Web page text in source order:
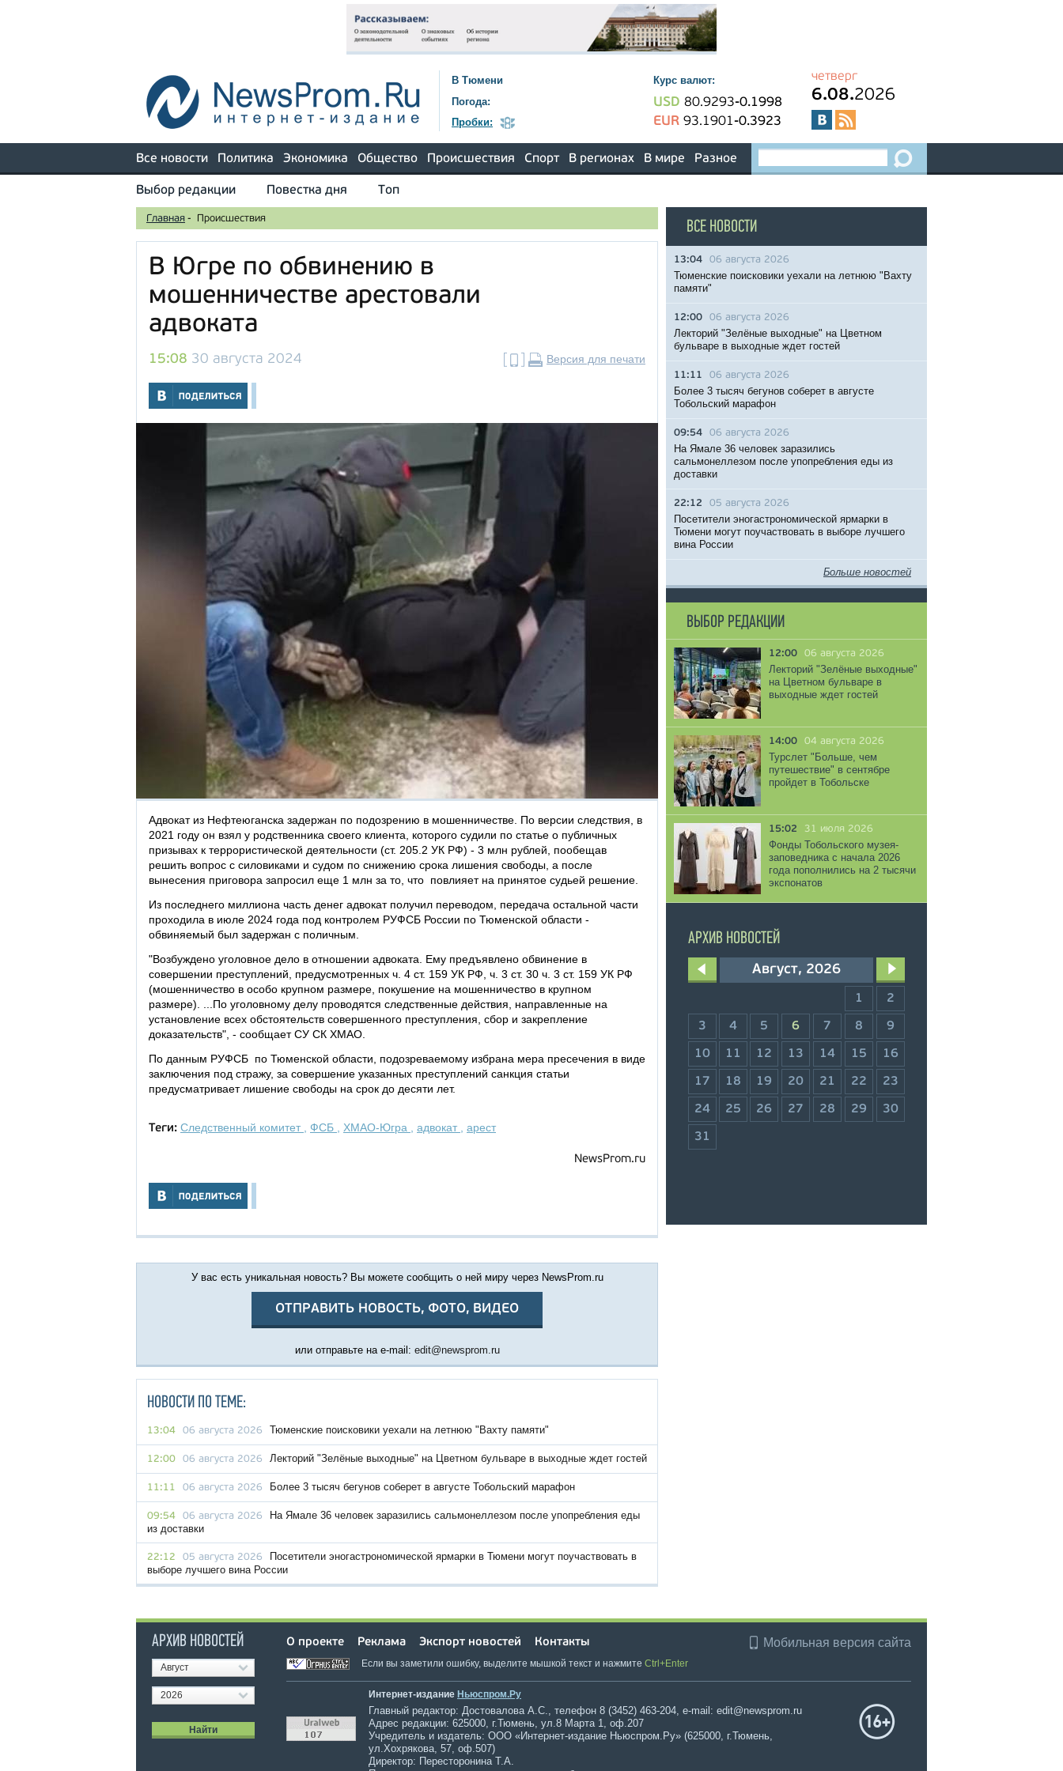
В Тюмени
Погода:
Пробки:
Курс валют:
USD 80.9293-0.1998
EUR 93.1901-0.3923
четверг
6.08.2026
Все новости Политика Экономика Общество Происшествия Спорт В регионах В мире Разное
Выбор редакции Повестка дня Топ
Главная - Происшествия
В Югре по обвинению в
мошенничестве арестовали
адвоката
15:08 30 августа 2024 Версия для печати
Адвокат из Нефтеюганска задержан по подозрению в мошенничестве. По версии следствия, в
2021 году он взял у родственника своего клиента, которого судили по статье о публичных
призывах к террористической деятельности (ст. 205.2 УК РФ) - 3 млн рублей, пообещав
решить вопрос с силовиками и судом по снижению срока лишения свободы, а после
вынесения приговора запросил еще 1 млн за то, что повлияет на принятое судьей решение.
Из последнего миллиона часть денег адвокат получил переводом, передача остальной части
проходила в июле 2024 года под контролем РУФСБ России по Тюменской области -
обвиняемый был задержан с поличным.
"Возбуждено уголовное дело в отношении адвоката. Ему предъявлено обвинение в
совершении преступлений, предусмотренных ч. 4 ст. 159 УК РФ, ч. 3 ст. 30 ч. 3 ст. 159 УК РФ
(мошенничество в особо крупном размере, покушение на мошенничество в крупном
размере). ...По уголовному делу проводятся следственные действия, направленные на
установление всех обстоятельств совершенного преступления, сбор и закрепление
доказательств", - сообщает СУ СК ХМАО.
По данным РУФСБ по Тюменской области, подозреваемому избрана мера пресечения в виде
заключения под стражу, за совершение указанных преступлений санкция статьи
предусматривает лишение свободы на срок до десяти лет.
Теги: Следственный комитет ФСБ ХМАО-Югра адвокат арест
NewsProm.ru
У вас есть уникальная новость? Вы можете сообщить о ней миру через NewsProm.ru
ОТПРАВИТЬ НОВОСТЬ, ФОТО, ВИДЕО
или отправьте на e-mail: edit@newsprom.ru
НОВОСТИ ПО ТЕМЕ:
13:04 06 августа 2026 Тюменские поисковики уехали на летнюю "Вахту памяти"
12:00 06 августа 2026 Лекторий "Зелёные выходные" на Цветном бульваре в выходные ждет гостей
11:11 06 августа 2026 Более 3 тысяч бегунов соберет в августе Тобольский марафон
09:54 06 августа 2026
На Ямале 36 человек заразились сальмонеллезом после упопребления еды
из доставки
22:12 05 августа 2026
Посетители эногастрономической ярмарки в Тюмени могут поучаствовать в
выборе лучшего вина России
ВСЕ НОВОСТИ
13:04 06 августа 2026
Тюменские поисковики уехали на летнюю "Вахту
памяти"
12:00 06 августа 2026
Лекторий "Зелёные выходные" на Цветном
бульваре в выходные ждет гостей
11:11 06 августа 2026
Более 3 тысяч бегунов соберет в августе
Тобольский марафон
09:54 06 августа 2026
На Ямале 36 человек заразились
сальмонеллезом после упопребления еды из
доставки
22:12 05 августа 2026
Посетители эногастрономической ярмарки в
Тюмени могут поучаствовать в выборе лучшего
вина России
Больше новостей
ВЫБОР РЕДАКЦИИ
12:00 06 августа 2026
Лекторий "Зелёные выходные"
на Цветном бульваре в
выходные ждет гостей
14:00 04 августа 2026
Турслет "Больше, чем
путешествие" в сентябре
пройдет в Тобольске
15:02 31 июля 2026
Фонды Тобольского музея-
заповедника с начала 2026
года пополнились на 2 тысячи
экспонатов
АРХИВ НОВОСТЕЙ
Август, 2026
1 2
3 4 5 6 7 8 9
10 11 12 13 14 15 16
17 18 19 20 21 22 23
24 25 26 27 28 29 30
31
АРХИВ НОВОСТЕЙ
Август
2026
О проекте Реклама Экспорт новостей Контакты Мобильная версия сайта
Если вы заметили ошибку, выделите мышкой текст и нажмите Ctrl+Enter
Интернет-издание Ньюспром.Ру
Главный редактор: Достовалова А.С., телефон 8 (3452) 463-204, e-mail: edit@newsprom.ru
Адрес редакции: 625000, г.Тюмень, ул.8 Марта 1, оф.207
Учредитель и издатель: ООО «Интернет-издание Ньюспром.Ру» (625000, г.Тюмень,
ул.Хохрякова, 57, оф.507)
Директор: Пересторонина Т.А.